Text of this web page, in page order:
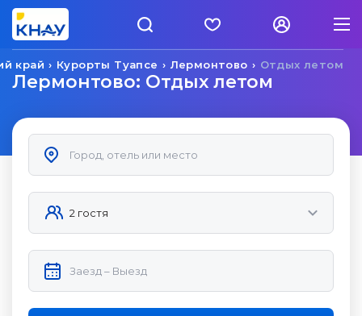
Отдых летом
Лермонтово
Курорты Туапсе
край
Лермонтово: Отдых летом